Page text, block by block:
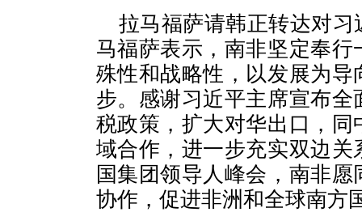
拉马福萨请韩正转达对
马福萨表示，南非坚定奉
殊性和战略性，以发展为
步。感谢习近平主席宣布
税政策，扩大对华出口，
域合作，进一步充实双边
国集团领导人峰会，南非
协作，促进非洲和全球南方